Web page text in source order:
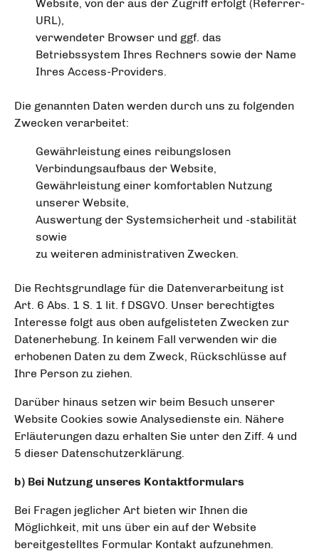
Website, von der aus der Zugriff erfolgt (Referrer-
URL),
verwendeter Browser und ggf. das
Betriebssystem Ihres Rechners sowie der Name
Ihres Access-Providers.
Die genannten Daten werden durch uns zu folgenden
Zwecken verarbeitet:
Gewährleistung eines reibungslosen
Verbindungsaufbaus der Website,
Gewährleistung einer komfortablen Nutzung
unserer Website,
Auswertung der Systemsicherheit und -stabilität
sowie
zu weiteren administrativen Zwecken.
Die Rechtsgrundlage für die Datenverarbeitung ist
Art. 6 Abs. 1 S. 1 lit. f DSGVO. Unser berechtigtes
Interesse folgt aus oben aufgelisteten Zwecken zur
Datenerhebung. In keinem Fall verwenden wir die
erhobenen Daten zu dem Zweck, Rückschlüsse auf
Ihre Person zu ziehen.
Darüber hinaus setzen wir beim Besuch unserer
Website Cookies sowie Analysedienste ein. Nähere
Erläuterungen dazu erhalten Sie unter den Ziff. 4 und
5 dieser Datenschutzerklärung.
b) Bei Nutzung unseres Kontaktformulars
Bei Fragen jeglicher Art bieten wir Ihnen die
Möglichkeit, mit uns über ein auf der Website
bereitgestelltes Formular Kontakt aufzunehmen.